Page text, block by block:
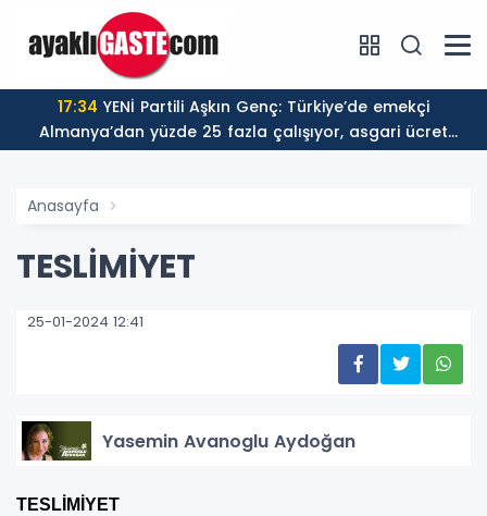
17:34
Almanya’dan yüzde 25 fazla çalışıyor, asgari ücret
ayın 18 gününe yetiyor
Anasayfa
TESLİMİYET
25-01-2024 12:41
Yasemin Avanoglu Aydoğan
TESLİMİYET